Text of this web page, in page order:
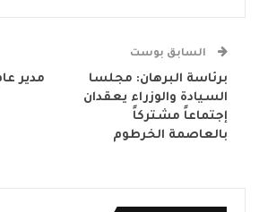
السابق بوست
برئاسة البرهان: مجلسا
السيادة والوزراء يعقدان
إجتماعاً مشتركاً
بالعاصمة الخرطوم
مدير